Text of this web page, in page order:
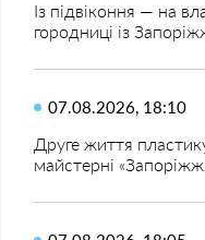
Із підвіконня — на
городниці із
07.08.2026, 18:10
Друге життя
майстерні